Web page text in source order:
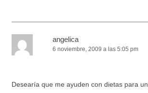
angelica
6 noviembre, 2009 a las 5:05 pm
Desearía que me ayuden con dietas para